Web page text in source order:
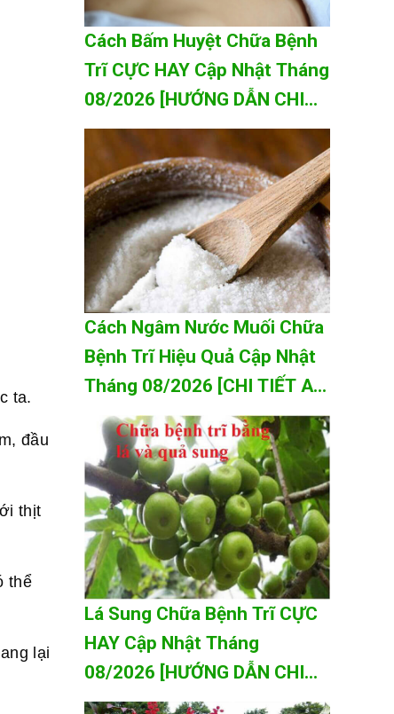
ta.
đầu
thịt
thể
lại
Cách Bấm Huyệt Chữa Bệnh
Trĩ CỰC HAY Cập Nhật Tháng
08/2026 [HƯỚNG DẪN CHI
TIẾT A-Z]
Cách Ngâm Nước Muối Chữa
Bệnh Trĩ Hiệu Quả Cập Nhật
Tháng 08/2026 [CHI TIẾT A-
Lá Sung Chữa Bệnh Trĩ CỰC
HAY Cập Nhật Tháng
08/2026 [HƯỚNG DẪN CHI
TIẾT A-Z]